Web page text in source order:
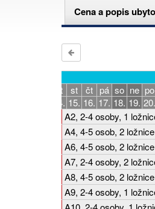
Cena a popis
út st čt pá so ne po
14. 15. 16. 17. 18. 19. 20.
A2, 2-4 osoby, 1
A4, 4-5 osob, 2 ložnice
A6, 4-5 osob, 2 ložnice
A7, 2-4 osoby, 2
A8, 4-5 osob, 2 ložnice
A9, 2-4 osoby, 1